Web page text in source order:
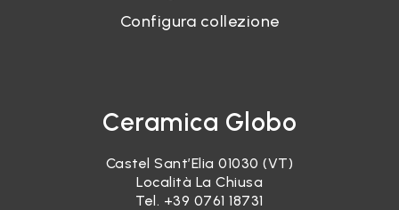
Configura collezione
Ceramica Globo
Castel Sant’Elia 01030 (VT)
Località La Chiusa
Tel. +39 0761 18731